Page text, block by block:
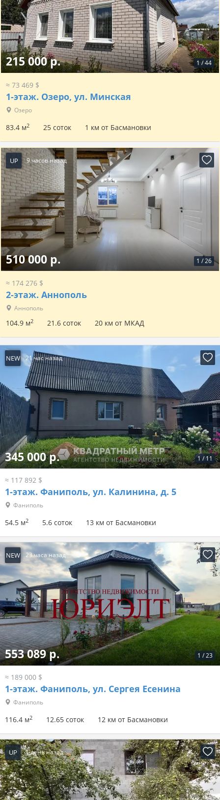
1 /44
215 000 р.
≈ 73 469 $
1-этаж. Озеро, ул. Минская
Озеро
83.4 м2 25 соток 1 км от Басмановки
UP 9 часов назад
1 /26
510 000 р.
≈ 174 276 $
2-этаж. Аннополь
Аннополь
104.9 м2 21.6 соток 20 км от МКАД
NEW 21 час назад
1 / 11
345 000 р.
≈ 117 892 $
1-этаж. Фаниполь, ул. Калинина, д. 5
Фаниполь
54.5 м2 5.6 соток 13 км от Басмановки
NEW 23 часа назад
1 /23
553 089 р.
≈ 189 000 $
1-этаж. Фаниполь, ул. Сергея Есенина
Фаниполь
116.4 м2 12.65 соток 12 км от Басмановки
UP 1 день назад